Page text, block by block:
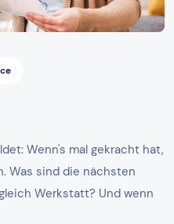
Wenn's mal gekracht hat,
Was sind die nächsten
Werkstatt? Und wenn